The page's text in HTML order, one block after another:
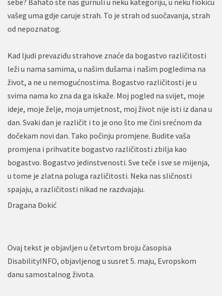
sebe? Bahato ste nas gurnuli u neku kategoriju, u neku fiokicu
vašeg uma gdje caruje strah. To je strah od suočavanja, strah
od nepoznatog.
Kad ljudi prevaziđu strahove znaće da bogastvo različitosti
leži u nama samima, u našim dušama i našim pogledima na
život, a ne u nemogućnostima. Bogastvo različitosti je u
svima nama ko zna da ga iskaže. Moj pogled na svijet, moje
ideje, moje želje, moja umjetnost, moj život nije isti iz dana u
dan. Svaki dan je različit i to je ono što me čini srećnom da
dočekam novi dan. Tako počinju promjene. Budite vaša
promjena i prihvatite bogastvo različitosti zbilja kao
bogastvo. Bogastvo jedinstvenosti. Sve teče i sve se mijenja,
u tome je zlatna poluga različitosti. Neka nas sličnosti
spajaju, a različitosti nikad ne razdvajaju.
Dragana Đokić
Ovaj tekst je objavljen u četvrtom broju časopisa
DisabilityINFO, objavljenog u susret 5. maju, Evropskom
danu samostalnog života.